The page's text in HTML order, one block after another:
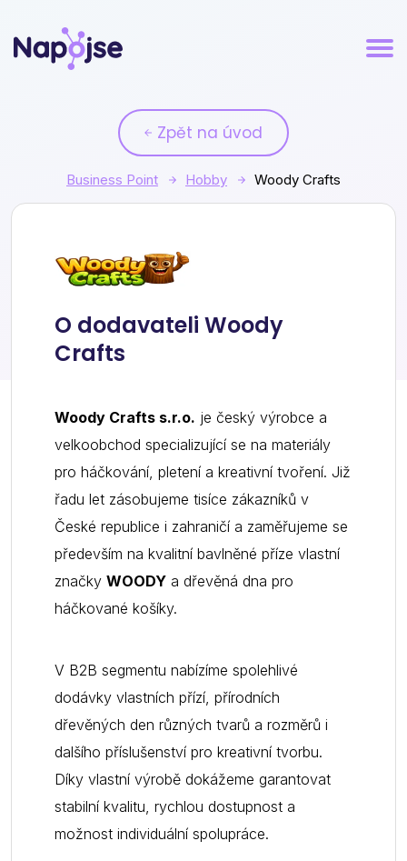
Zpět na úvod
Business Point Hobby Woody Crafts
O dodavateli Woody
Crafts
Woody Crafts s.r.o. je český výrobce a
velkoobchod specializující se na materiály
pro háčkování, pletení a kreativní tvoření. Již
řadu let zásobujeme tisíce zákazníků v
České republice i zahraničí a zaměřujeme se
především na kvalitní bavlněné příze vlastní
značky WOODY a dřevěná dna pro
háčkované košíky.
V B2B segmentu nabízíme spolehlivé
dodávky vlastních přízí, přírodních
dřevěných den různých tvarů a rozměrů i
dalšího příslušenství pro kreativní tvorbu.
Díky vlastní výrobě dokážeme garantovat
stabilní kvalitu, rychlou dostupnost a
možnost individuální spolupráce.